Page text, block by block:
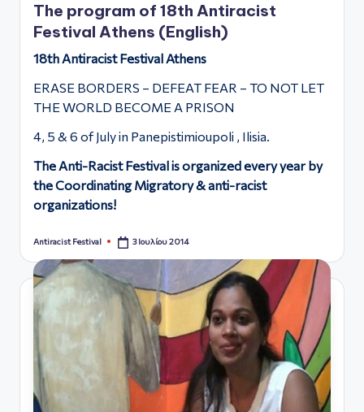
The program of 18th Antiracist
Festival Athens (English)
18thAntiracist Festival Athens
ERASE BORDERS – DEFEAT FEAR – TO NOT LET
THE WORLD BECOME A PRISON
4, 5 & 6 of July in Panepistimioupoli , Ilisia.
The Anti-Racist Festival is organized every year by
the Coordinating Migratory & anti-racist
organizations!
Συγγραφέας:
Antiracist Festival 3 Ιουλίου 2014